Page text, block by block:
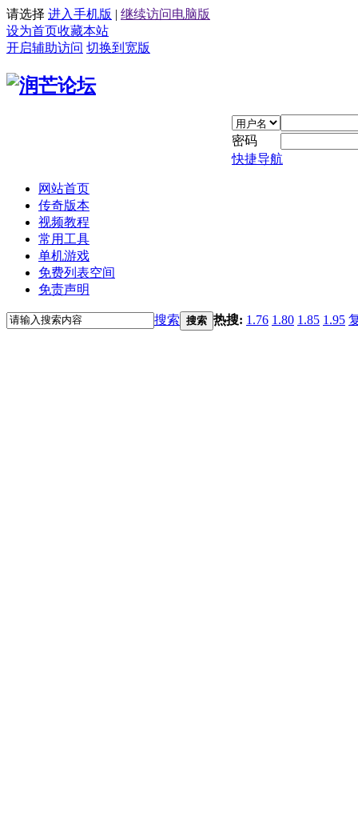
请选择 进入手机版 | 继续访问电脑版
设为首页收藏本站
开启辅助访问 切换到宽版
密码
快捷导航
网站首页
传奇版本
视频教程
常用工具
单机游戏
免费列表空间
免责声明
搜索 搜索 热搜: 1.76 1.80 1.85 1.95